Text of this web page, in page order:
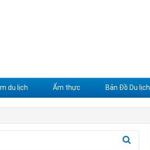
du lịch Ẩm thực Bản Đồ Du lịch